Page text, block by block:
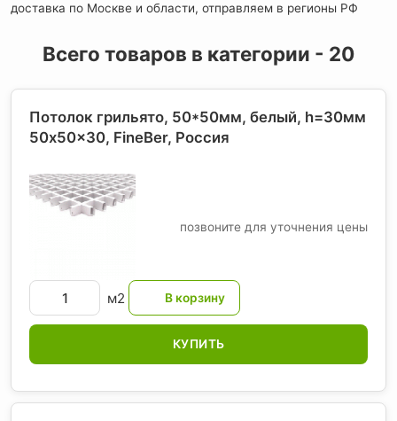
доставка по Москве и области, отправляем в регионы РФ
Всего товаров в категории - 20
Потолок грильято, 50*50мм, белый, h=30мм
50x50x30, FineBer, Россия
позвоните для уточнения цены
м2
КУПИТЬ